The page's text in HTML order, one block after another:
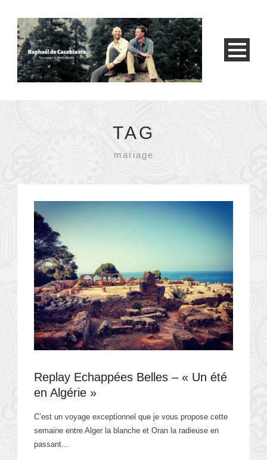
TAG
mariage
Replay Echappées Belles – « Un été
en Algérie »
C’est un voyage exceptionnel que je vous propose cette
semaine entre Alger la blanche et Oran la radieuse en
passant...